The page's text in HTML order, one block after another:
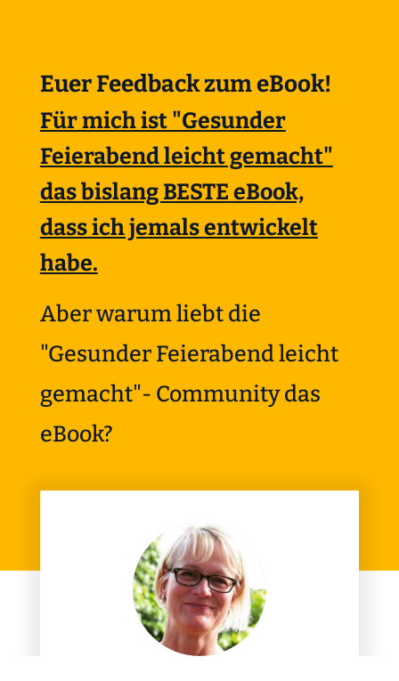
Euer Feedback zum eBook!
Für mich ist "Gesunder
Feierabend leicht gemacht"
das bislang BESTE eBook,
dass ich jemals entwickelt
habe.
Aber warum liebt die
"Gesunder Feierabend leicht
gemacht"- Community das
eBook?